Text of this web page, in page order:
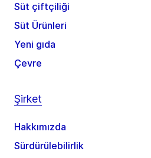
Süt çiftçiliği
Süt Ürünleri
Yeni gıda
Çevre
Şirket
Hakkımızda
Sürdürülebilirlik